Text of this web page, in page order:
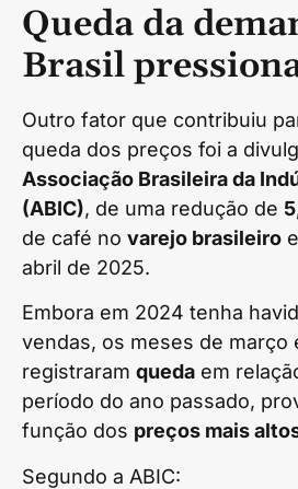
Queda da
Brasil
Outro fator que contribuiu
queda dos preços foi a
Associação Brasileira da
(ABIC), de uma redução de
de café no varejo brasileiro
abril de 2025.
Embora em 2024 tenha
vendas, os meses de março
registraram queda em
período do ano passado,
função dos preços mais
Segundo a ABIC: